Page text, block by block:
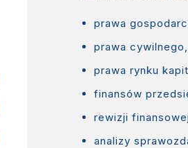
prawa
prawa cywilnego,
prawa rynku
finansów
rewizji finansowej
analizy